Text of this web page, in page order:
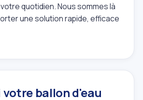
quotidien. Nous sommes là
une solution rapide, efficace
ballon d'eau